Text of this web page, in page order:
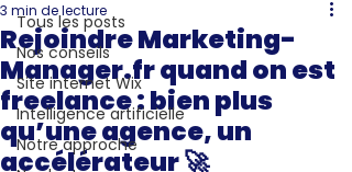
Tous les posts
Nos conseils
Site internet Wix
Intelligence artificielle
Notre approche
Rejoindre Marketing-
Manager.fr quand on est
freelance : bien plus
qu’une agence, un
accélérateur 🚀
3 min de lecture